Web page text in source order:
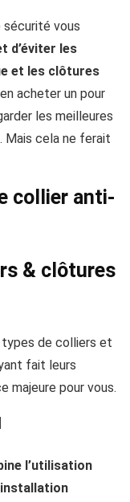
sécurité vous
d’éviter les
et les clôtures
acheter un pour
les meilleures
Mais cela ne ferait
collier anti-
& clôtures
types de colliers et
fait leurs
majeure pour vous.
l’utilisation
installation